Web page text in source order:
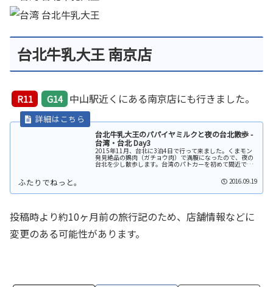
台北牛乳大王 南京店
R11 G14 中山駅近くにある南京店にも行きました。
台北牛乳大王のパパイヤミルクと夜の台北散歩 -
台湾・台北 Day3
2015年11月、台北に3泊4日で行って来ました。くまモン
発見絶品の鵝肉（ガチョウ肉）で満腹になったので、夜の
台北を少し散歩します。台湾のパトカーを初めて間近で見
2016.09.19
投稿時より約10ヶ月前の旅行記のため、店舗情報などに
変更のある可能性があります。